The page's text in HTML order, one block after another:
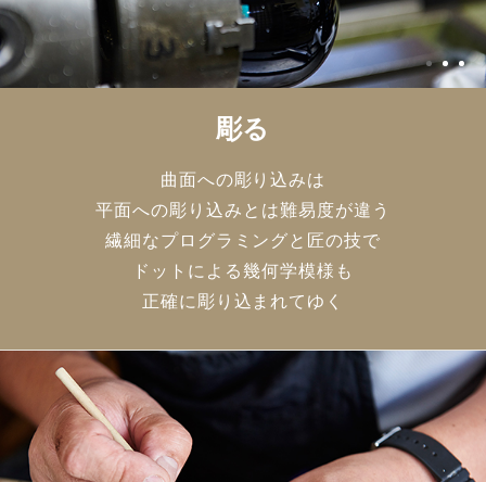
彫る
曲面への彫り込みは
平面への彫り込みとは難易度が違う
繊細なプログラミングと匠の技で
ドットによる幾何学模様も
正確に彫り込まれてゆく